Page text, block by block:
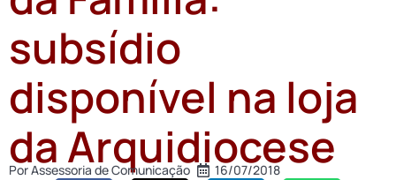
subsídio
disponível na loja
da Arquidiocese
PorAssessoria de Comunicação 16/07/2018